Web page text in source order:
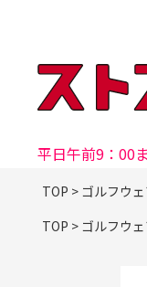
平日午前9：00
TOP > ゴルフウ
TOP > ゴルフウ